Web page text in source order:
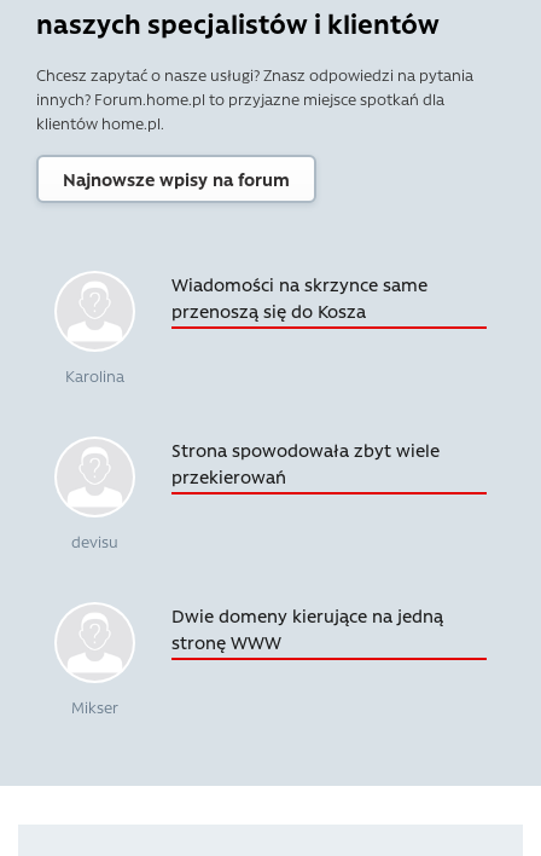
naszych specjalistów i klientów
Chcesz zapytać o nasze usługi? Znasz odpowiedzi na pytania
innych? Forum.home.pl to przyjazne miejsce spotkań dla
klientów home.pl.
Najnowsze wpisy na forum
Karolina
Wiadomości na skrzynce same
przenoszą się do Kosza
devisu
Strona spowodowała zbyt wiele
przekierowań
Mikser
Dwie domeny kierujące na jedną
stronę WWW